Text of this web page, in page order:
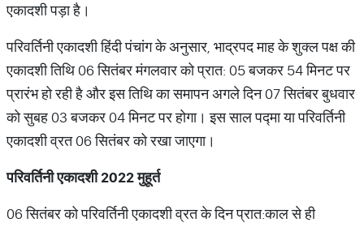
एकादशी पड़ा है।
परिवर्तिनी एकादशी हिंदी पंचांग के अनुसार, भाद्रपद माह के शुक्ल पक्ष की
एकादशी तिथि 06 सितंबर मंगलवार को प्रात: 05 बजकर 54 मिनट पर
प्रारंभ हो रही है और इस तिथि का समापन अगले दिन 07 ​सितंबर बुधवार
को सुबह 03 बजकर 04 मिनट पर होगा। इस साल पद्मा या परिवर्तिनी
एकादशी व्रत 06 सितंबर को रखा जाएगा।
परिवर्तिनी एकादशी2022मुहूर्त
06 सितंबर को परिवर्तिनी एकादशी व्रत के दिन प्रात:काल से ही